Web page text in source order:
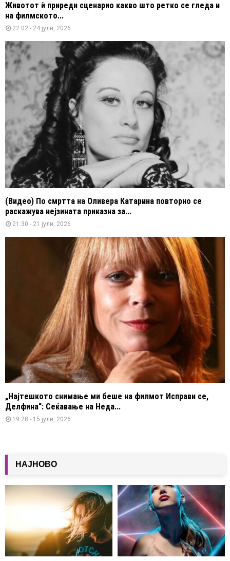
Животот ѝ приреди сценарио какво што ретко се гледа и
на филмското...
22:02 - 24 јули, 2026
(Видео) По смртта на Оливера Катарина повторно се
раскажува нејзината приказна за...
21:30 - 21 јули, 2026
„Најтешкото снимање ми беше на филмот Исправи се,
Делфина“: Сеќавање на Неда...
19:28 - 15 јули, 2026
НАЈНОВО